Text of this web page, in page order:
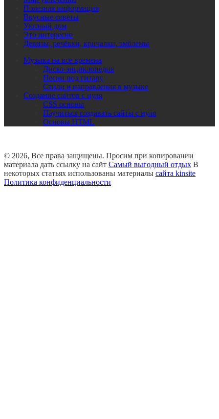
Полезная информация
Вкусные советы
Уютный дом
Это интересно
Девизы, речёвки, кричалки, эмблемы
Музыка на все времена
Диско-энциклопедия
Песни под гитару
Стили и направления в музыке
Создание сайтов с нуля
CSS основы
Научиться создавать сайты с нуля
Основы HTML
© 2026, Все права защищены. Просим при копировании
материала дать ссылку на сайт Самый выгодный отдых В
некоторых статьях использованы материалы сайта kinsite
Политика конфиденциальности